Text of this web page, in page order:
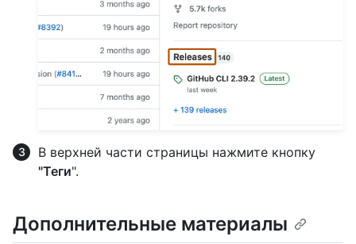
В верхней части страницы нажмите кнопку
"Теги".
Дополнительные материалы